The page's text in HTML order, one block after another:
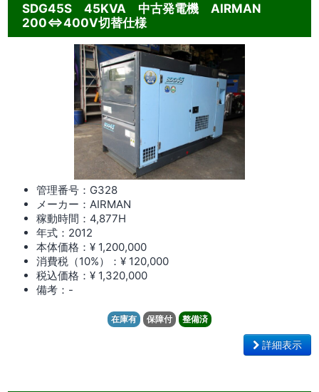
SDG45S 45KVA 中古発電機 AIRMAN
200⇔400V切替仕様
管理番号：G328
メーカー：AIRMAN
稼動時間：4,877H
年式：2012
本体価格：¥ 1,200,000
消費税（10%）：¥ 120,000
税込価格：¥ 1,320,000
備考：-
在庫有 保障付 整備済
詳細表示